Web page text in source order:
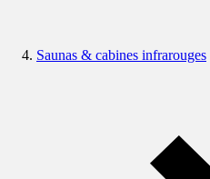
Saunas & cabines infrarouges